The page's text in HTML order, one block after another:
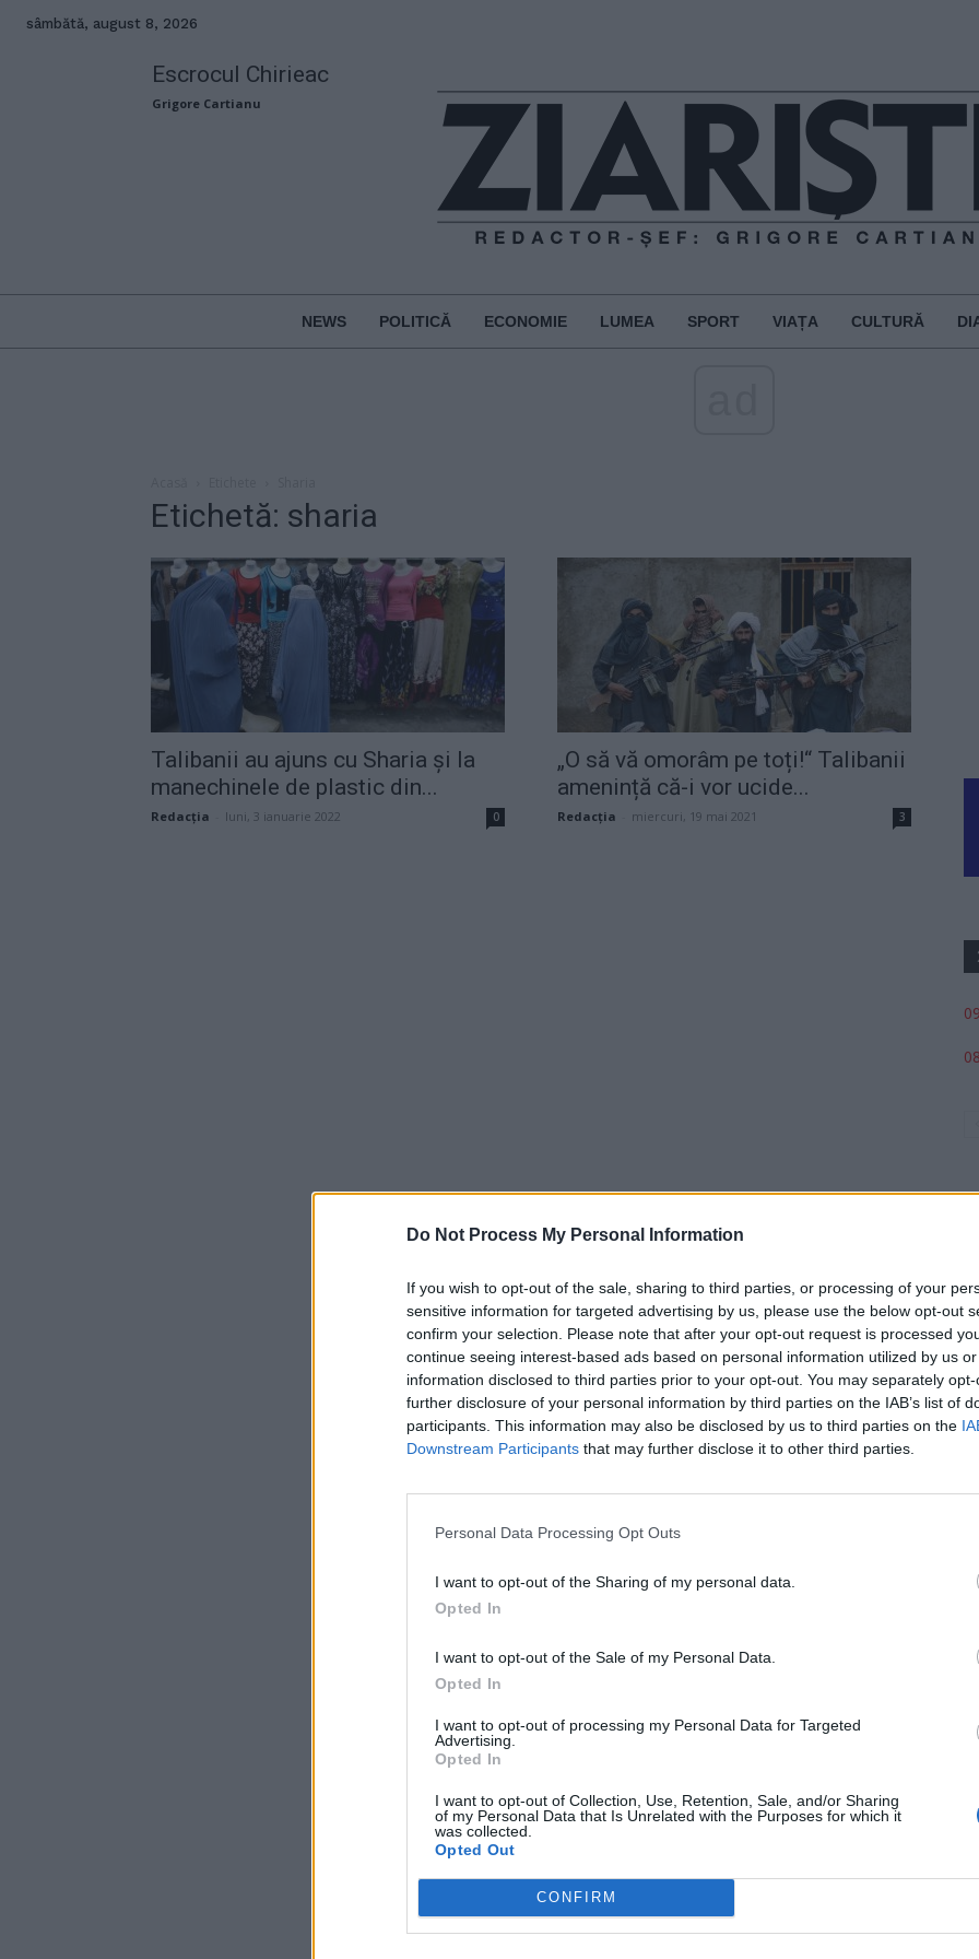
Do Not Process My Personal Information
If you wish to opt-out of the sale, sharing to third parties, or processing of your
sensitive information for targeted advertising by us, please use the below opt-out
confirm your selection. Please note that after your opt-out request is processed
continue seeing interest-based ads based on personal information utilized by us
information disclosed to third parties prior to your opt-out. You may separately
further disclosure of your personal information by third parties on the IAB’s list of
participants. This information may also be disclosed by us to third parties on the
Downstream Participants that may further disclose it to other third parties.
Personal Data Processing Opt Outs
I want to opt-out of the Sharing of my personal data.
Opted In
I want to opt-out of the Sale of my Personal Data.
Opted In
I want to opt-out of processing my Personal Data for Targeted
Advertising.
Opted In
I want to opt-out of Collection, Use, Retention, Sale, and/or Sharing
of my Personal Data that Is Unrelated with the Purposes for which it
was collected.
Opted Out
CONFIRM
sâmbătă, august 8, 2026
Escrocul Chirieac
Grigore Cartianu
NEWS POLITICĂ ECONOMIE LUMEA SPORT VIAȚA CULTURĂ
Etichetă: sharia
Talibanii au ajuns cu Sharia și la
manechinele de plastic din...
Redacţia luni, 3 ianuarie 2022 0
„O să vă omorâm pe toți!“ Talibanii
amenință că-i vor ucide...
Redacţia miercuri, 19 mai 2021 3